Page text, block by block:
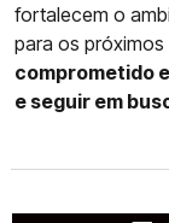
fortalecem o
para os próximos
comprometido
e seguir em